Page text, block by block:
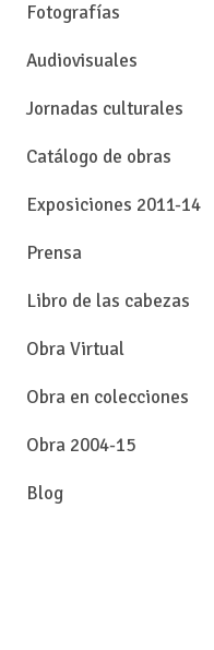
Fotografías
Audiovisuales
Jornadas culturales
Catálogo de obras
Exposiciones 2011-14
Prensa
Libro de las cabezas
Obra Virtual
Obra en colecciones
Obra 2004-15
Blog